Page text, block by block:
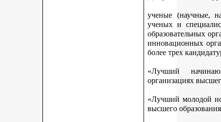
ученые (научные,
ученых и
образовательных
инновационных
более трех
«Лучший
организациях
«Лучший молодой
высшего